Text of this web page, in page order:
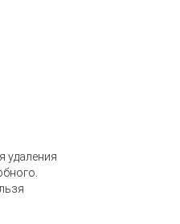
удаления